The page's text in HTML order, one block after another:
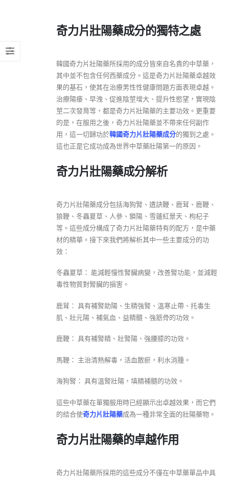
奇力片壯陽藥成分的獨特之處
韓國奇力片壯陽藥所採用的成分皆來自名貴的中草藥，
其中並不包含任何西藥成分。這是奇力片壯陽藥卓越效
果的基石，使其在治療男性性健康問題方面表現卓越。
治療陽痿、早洩、促進陰莖增大、提升性慾望，實現陰
莖二次發育等，都是奇力片壯陽藥的主要功效。更重要
的是，在服用之後，奇力片壯陽藥並不帶來任何副作
用，這一切歸功於韓國奇力片壯陽藥成分的獨到之處。
這也正是它成功成為世界中草藥壯陽第一的原因。
奇力片壯陽藥成分解析
奇力片壯陽藥成分包括海狗腎、遺訣鞭、鹿茸、鹿鞭、
狼鞭、冬蟲夏草、人參、鎖陽、雪蓮紅景天、枸杞子
等。這些成分構成了奇力片壯陽藥特有的配方，是中藥
材的精華。接下來我們將解析其中一些主要成分的功
效：
冬蟲夏草： 能減輕慢性腎臟病變，改善腎功能，並減輕
毒性物質對腎臟的損害。
鹿茸： 具有補腎助陽、生精強腎、溫寒止帶、托毒生
肌、壯元陽、補氣血、益精髓、強筋骨的功效。
鹿鞭： 具有補腎精、壯腎陽、強腰膝的功效。
馬鞭： 主治清熱解毒，活血散瘀，利水消腫。
海狗腎： 具有溫腎壯陽，填精補髓的功效。
這些中草藥在單獨服用時已經顯示出卓越效果，而它們
的結合使奇力片壯陽藥成為一種非常全面的壯陽藥物。
奇力片壯陽藥的卓越作用
奇力片壯陽藥所採用的這些成分不僅在中草藥單品中具